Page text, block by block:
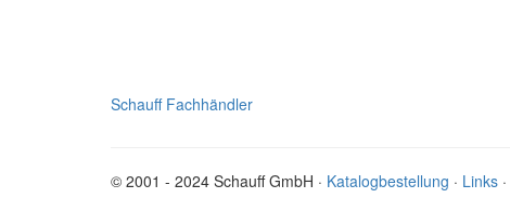
Schauff Fachhändler
© 2001 - 2024 Schauff GmbH · Katalogbestellung · Links ·